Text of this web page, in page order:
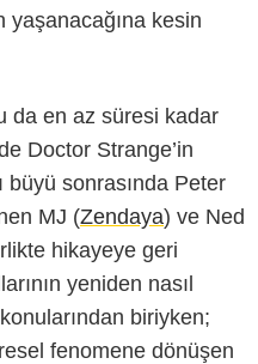
kesin
da en az süresi kadar
Doctor Strange’in
büyü sonrasında Peter
MJ (Zendaya) ve Ned
hikayeye geri
yeniden nasıl
biriyken;
fenomene dönüşen